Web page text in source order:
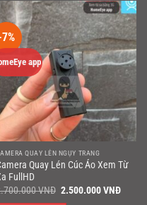
app
QUAY LÉN NGỤY TRANG
Quay Lén Cúc Áo Xem Từ
FullHD
VNĐ Giá
2.500.000VNĐGiá